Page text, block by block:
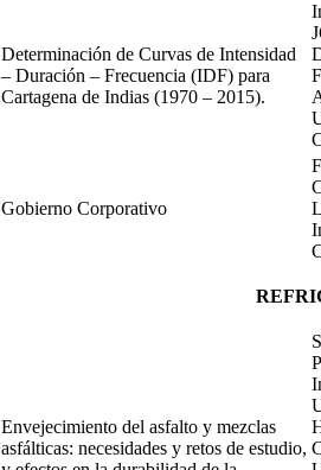
Determinación de Curvas de Intensidad
– Duración – Frecuencia (IDF) para
Cartagena de Indias (1970 – 2015).
Gobierno Corporativo
Envejecimiento del asfalto y mezclas
asfálticas: necesidades y retos de estudio,